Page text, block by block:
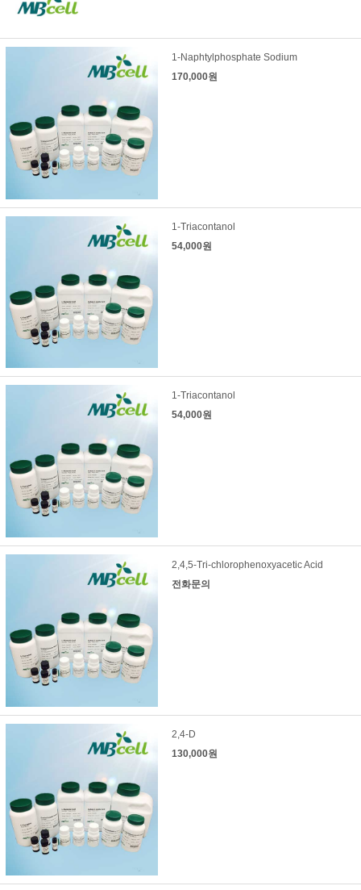
1-Naphtylphosphate Sodium
170,000원
1-Triacontanol
54,000원
1-Triacontanol
54,000원
2,4,5-Tri-chlorophenoxyacetic Acid
전화문의
2,4-D
130,000원